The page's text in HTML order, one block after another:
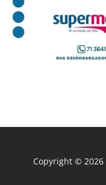
Copyright © 2026